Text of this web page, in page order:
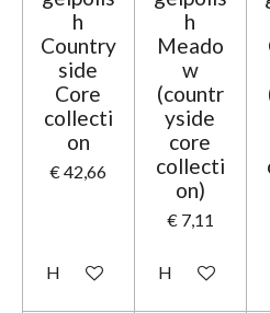
h
Country
side
Core
collecti
on
€ 42,66
Houd mij op de hoogte
h
Meado
w
(countr
yside
core
collecti
on)
€ 7,11
Houd mij op